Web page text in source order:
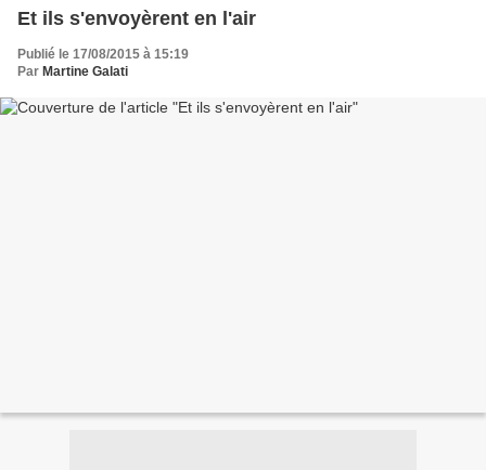
Et ils s'envoyèrent en l'air
Publié le 17/08/2015 à 15:19
Par Martine Galati